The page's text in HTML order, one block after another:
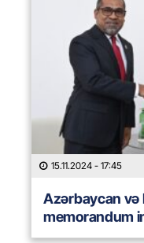
15.11.2024 - 17:45
Azərbaycan və
memorandum